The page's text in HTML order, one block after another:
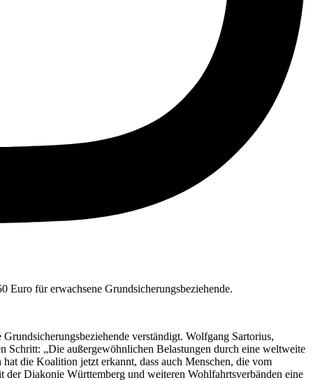
Euro für erwachsene Grundsicherungsbeziehende.
verständigt. Wolfgang Sartorius,
Schritt: „Die außergewöhnlichen Belastungen durch eine weltweite
die Koalition jetzt erkannt, dass auch Menschen, die vom
Diakonie Württemberg und weiteren Wohlfahrtsverbänden eine